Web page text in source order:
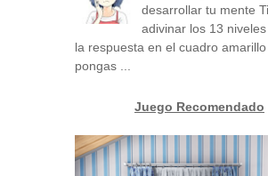
desarrollar tu mente
adivinar los 13
la respuesta en el cuadro
pongas ...
Juego Recomendado